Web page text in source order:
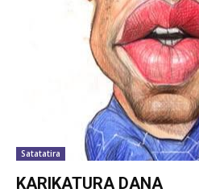
Satatatira
KARIKATURA DANA